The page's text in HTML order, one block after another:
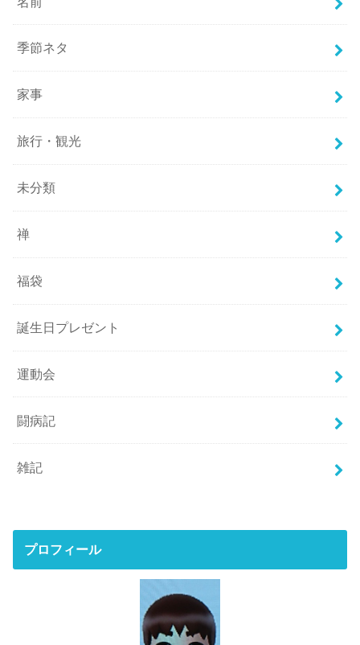
季節ネタ
家事
旅行・観光
未分類
禅
福袋
誕生日プレゼント
運動会
闘病記
雑記
プロフィール